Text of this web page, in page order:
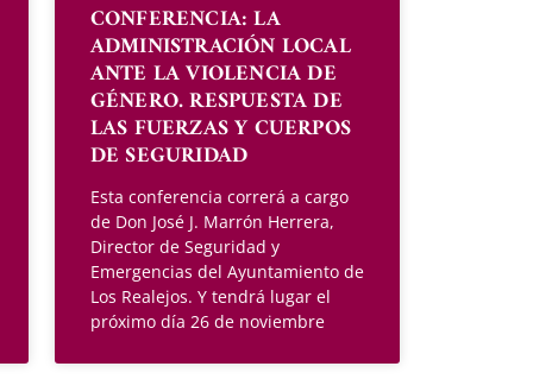
CONFERENCIA: LA
ADMINISTRACIÓN LOCAL
ANTE LA VIOLENCIA DE
GÉNERO. RESPUESTA DE
LAS FUERZAS Y CUERPOS
DE SEGURIDAD
Esta conferencia correrá a cargo
de Don José J. Marrón Herrera,
Director de Seguridad y
Emergencias del Ayuntamiento de
Los Realejos. Y tendrá lugar el
próximo día 26 de noviembre